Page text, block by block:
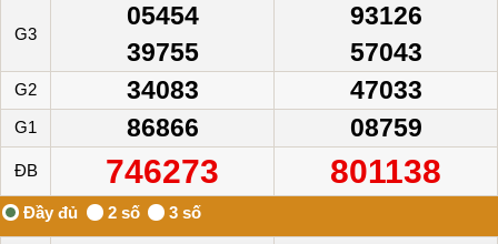
G3
05454
39755
93126
57043
G2 34083 47033
G1 86866 08759
ĐB 746273 801138